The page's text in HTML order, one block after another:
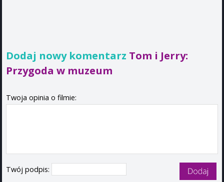
Dodaj nowy komentarz Tom i Jerry:
Przygoda w muzeum
Twoja opinia o filmie:
Twój podpis: